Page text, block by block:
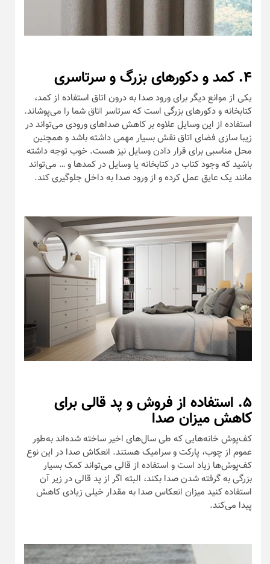
۴. کمد‌ و دکورهای بزرگ و سرتاسری
یکی از موانع دیگر برای ورود صدا به درون اتاق استفاده از کمد،
کتابخانه و دکورهای بزرگی است که سرتاسر اتاق شما را می‌پوشاند.
استفاده از این وسایل علاوه بر کاهش صداهای ورودی می‌تواند در
زیبا سازی فضای اتاق نقش بسیار مهمی داشته باشد و همچنین
محل مناسبی برای قرار دادن وسایل نیز هست. خوب توجه داشته
باشید که وجود کتاب در کتابخانه یا وسایل در کمدها و … می‌تواند
مانند یک عایق عمل کرده و از ورود صدا به داخل جلوگیری کند.
۵. استفاده از فروش و پد قالی برای
کاهش میزان صدا
کف‌پوش خانه‌هایی که طی سال‌های اخیر ساخته شده‌اند به‌طور
عموم از چوب، پارکت و سرامیک‌ هستند. انعکاش صدا در این نوع
کف‌پوش‌ها زیاد است و استفاده از قالی می‌تواند کمک بسیار
بزرگی به گرفته شدن صدا بکند، البته اگر از پد قالی در زیر آن
استفاده کنید میزان انعکاس صدا به مقدار خیلی زیادی کاهش
پیدا می‌کند.